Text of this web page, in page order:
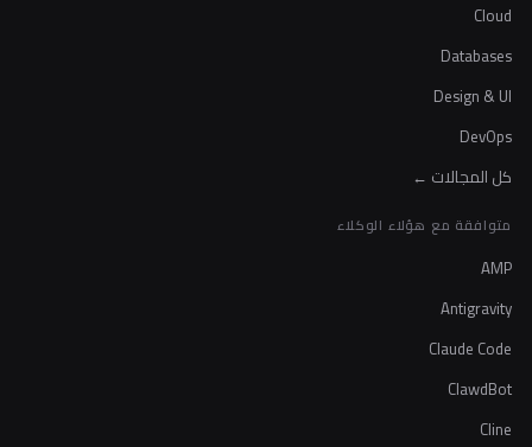
Cloud
Databases
Design & UI
DevOps
كل المجالات ←
متوافقة مع هؤلاء الوكلاء
AMP
Antigravity
Claude Code
ClawdBot
Cline